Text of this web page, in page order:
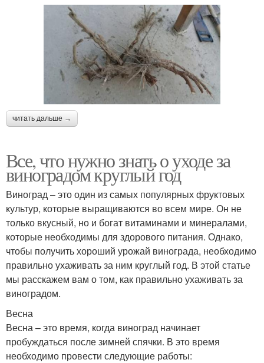
читать дальше →
Все, что нужно знать о уходе за
виноградом круглый год
Виноград – это один из самых популярных фруктовых
культур, которые выращиваются во всем мире. Он не
только вкусный, но и богат витаминами и минералами,
которые необходимы для здорового питания. Однако,
чтобы получить хороший урожай винограда, необходимо
правильно ухаживать за ним круглый год. В этой статье
мы расскажем вам о том, как правильно ухаживать за
виноградом.
Весна
Весна – это время, когда виноград начинает
пробуждаться после зимней спячки. В это время
необходимо провести следующие работы: